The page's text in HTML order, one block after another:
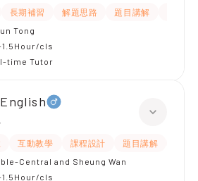
長期補習 解題思路 題目講解
Tong
1.5Hour/cls
time Tutor
互動教學 課程設計 題目講解
Central and Sheung Wan
1.5Hour/cls